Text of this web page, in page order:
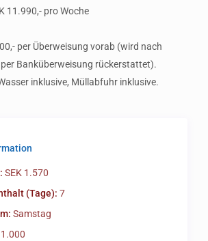
11.990,- pro Woche
per Überweisung vorab (wird nach
Banküberweisung rückerstattet).
inklusive, Müllabfuhr inklusive.
SEK 1.570
(Tage): 7
Samstag
1.000